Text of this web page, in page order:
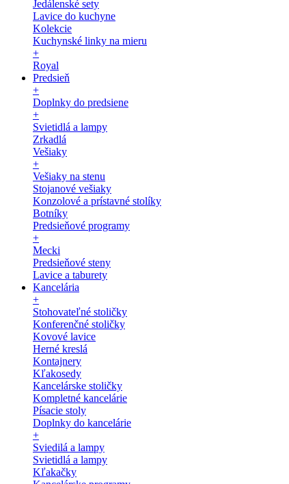
Jedálenské sety
Lavice do kuchyne
Kolekcie
Kuchynské linky na mieru
+
Royal
Predsieň
+
Doplnky do predsiene
+
Svietidlá a lampy
Zrkadlá
Vešiaky
+
Vešiaky na stenu
Stojanové vešiaky
Konzolové a prístavné stolíky
Botníky
Predsieňové programy
+
Mecki
Predsieňové steny
Lavice a taburety
Kancelária
+
Stohovateľné stoličky
Konferenčné stoličky
Kovové lavice
Herné kreslá
Kontajnery
Kľakosedy
Kancelárske stoličky
Kompletné kancelárie
Písacie stoly
Doplnky do kancelárie
+
Sviedilá a lampy
Svietidlá a lampy
Kľakačky